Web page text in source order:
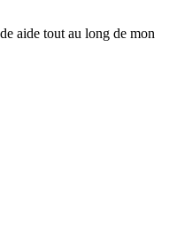
aide tout au long de mon